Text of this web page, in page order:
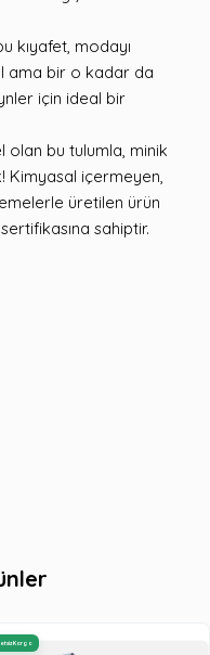
kıyafet, modayı
ama bir o kadar da
için ideal bir
olan bu tulumla, minik
Kimyasal içermeyen,
üretilen ürün
sahiptir.
Kargo